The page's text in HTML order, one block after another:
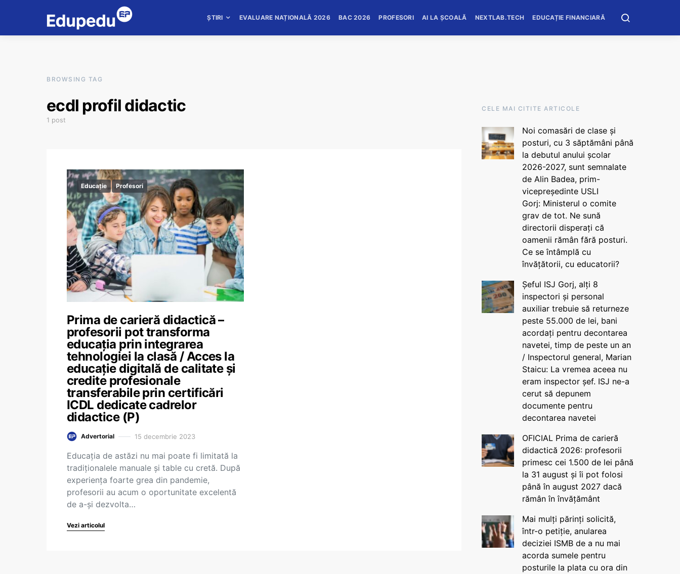
ȘTIRI EVALUARE NAȚIONALĂ 2026 BAC 2026 PROFESORI AI LA ȘCOALĂ NEXTLAB.TECH EDUCAȚIE FINANCIARĂ
BROWSING TAG
ecdl profil didactic
1 post
Educație Profesori
Prima de carieră didactică –
profesorii pot transforma
educația prin integrarea
tehnologiei la clasă / Acces la
educație digitală de calitate și
credite profesionale
transferabile prin certificări
ICDL dedicate cadrelor
didactice (P)
Advertorial 15 decembrie 2023
Educația de astăzi nu mai poate fi limitată la
tradiționalele manuale și table cu cretă. După
experiența foarte grea din pandemie,
profesorii au acum o oportunitate excelentă
de a-și dezvolta…
Vezi articolul
CELE MAI CITITE ARTICOLE
Noi comasări de clase și
posturi, cu 3 săptămâni până
la debutul anului școlar
2026-2027, sunt semnalate
de Alin Badea, prim-
vicepreședinte USLI
Gorj: Ministerul o comite
grav de tot. Ne sună
directorii disperați că
oamenii rămân fără posturi.
Ce se întâmplă cu
învățătorii, cu educatorii?
Șeful ISJ Gorj, alți 8
inspectori și personal
auxiliar trebuie să returneze
peste 55.000 de lei, bani
acordați pentru decontarea
navetei, timp de peste un an
/ Inspectorul general, Marian
Staicu: La vremea aceea nu
eram inspector șef. ISJ ne-a
cerut să depunem
documente pentru
decontarea navetei
OFICIAL Prima de carieră
didactică 2026: profesorii
primesc cei 1.500 de lei până
la 31 august și îi pot folosi
până în august 2027 dacă
rămân în învățământ
Mai mulți părinți solicită,
într-o petiție, anularea
deciziei ISMB de a nu mai
acorda sumele pentru
posturile la plata cu ora din